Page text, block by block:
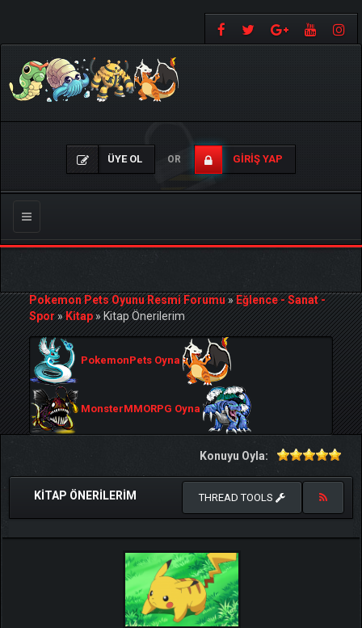
ÜYE OL OR GIRIŞ YAP
Gezinmeyi
Değiştir
Pokemon Pets Oyunu Resmi Forumu»Eğlence - Sanat -
Spor»Kitap»Kitap Önerilerim
PokemonPets Oyna
MonsterMMORPG Oyna
Konuyu Oyla:
KITAP ÖNERILERIM THREAD TOOLS